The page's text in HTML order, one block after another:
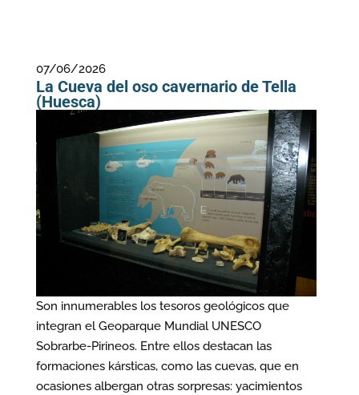
07/06/2026
La Cueva del oso cavernario de Tella
(Huesca)
Son innumerables los tesoros geológicos que
integran el Geoparque Mundial UNESCO
Sobrarbe‑Pirineos. Entre ellos destacan las
formaciones kársticas, como las cuevas, que en
ocasiones albergan otras sorpresas: yacimientos